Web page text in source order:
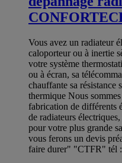
Vous avez un radiateur
caloporteur ou à inertie
votre système
ou à écran, sa
chauffante sa
thermique Nous
fabrication de différents
de radiateurs
pour votre plus grande
vous ferons un devis
faire durer" "CTFR" tél